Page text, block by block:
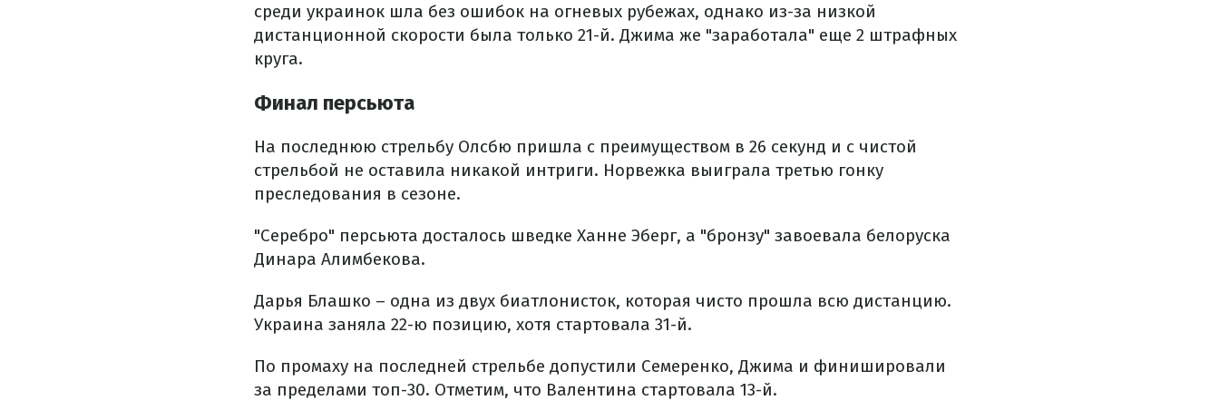
среди украинок шла без ошибок на огневых рубежах, однако из-за низкой
дистанционной скорости была только 21-й. Джима же "заработала" еще 2 штрафных
круга.
Финал персьюта
На последнюю стрельбу Олсбю пришла с преимуществом в 26 секунд и с чистой
стрельбой не оставила никакой интриги. Норвежка выиграла третью гонку
преследования в сезоне.
"Серебро" персьюта досталось шведке Ханне Эберг, а "бронзу" завоевала белоруска
Динара Алимбекова.
Дарья Блашко – одна из двух биатлонисток, которая чисто прошла всю дистанцию.
Украина заняла 22-ю позицию, хотя стартовала 31-й.
По промаху на последней стрельбе допустили Семеренко, Джима и финишировали
за пределами топ-30. Отметим, что Валентина стартовала 13-й.